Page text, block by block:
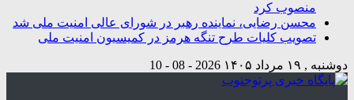
منصوب کرد
محسن رضایی، نماینده رهبر در شورای عالی امنیت ملی شد
تصویب کلیات طرح تنگه هرمز در کمیسیون امنیت ملی
دوشنبه , ۱۹ مرداد ۱۴۰۵ 2026 - 08 - 10